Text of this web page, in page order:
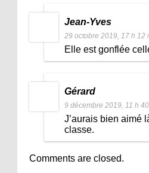
Jean-Yves
29 octobre 2019, 17 h 12
Elle est gonflée
Gérard
9 décembre 2019, 11 h
J’aurais bien aimé
classe.
Comments are closed.